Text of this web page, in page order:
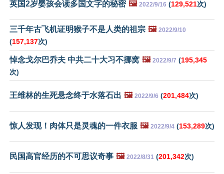
英国2岁婴孩会读多国文字的秘密 🖼️ 2022/9/16 (129,521次)
三千年古飞机证明猴子不是人类的祖宗 🖼️ 2022/9/10
(157,137次)
悼念戈尔巴乔夫 中共二十大习不挪窝 🖼️ 2022/9/7 (195,345
次)
王维林的生死悬念终于水落石出 🖼️ 2022/9/6 (201,484次)
惊人发现！肉体只是灵魂的一件衣服 🖼️ 2022/9/4 (153,289次)
民国高官经历的不可思议奇事 🖼️ 2022/8/31 (201,342次)